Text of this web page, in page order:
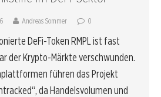
Andreas Sommer 0
DeFi-Token RMPL ist fast
der Krypto-Märkte verschwunden.
führen das Projekt
da Handelsvolumen und